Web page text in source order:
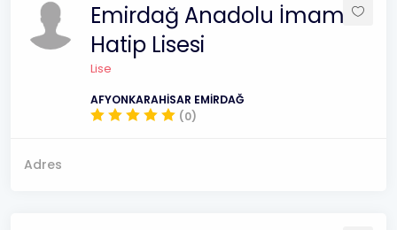
Emirdağ Anadolu İmam
Hatip Lisesi
Lise
AFYONKARAHİSAR EMİRDAĞ
(0)
Adres